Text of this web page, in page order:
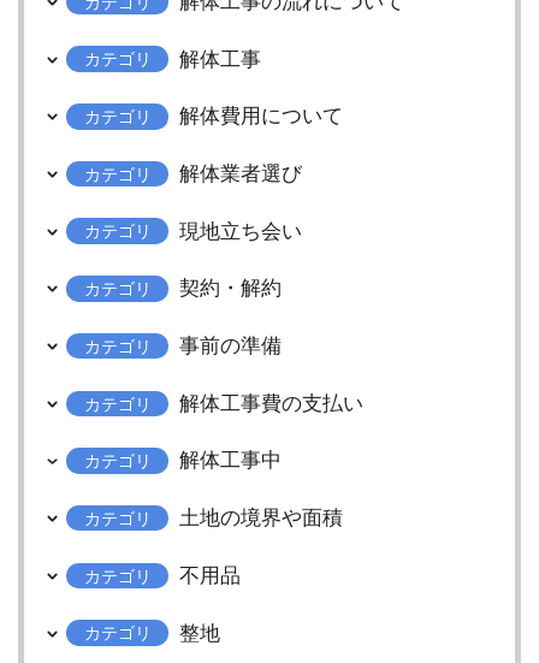
カテゴリ 解体工事
カテゴリ 解体費用について
カテゴリ 解体業者選び
カテゴリ 現地立ち会い
カテゴリ 契約・解約
カテゴリ 事前の準備
カテゴリ 解体工事費の支払い
カテゴリ 解体工事中
カテゴリ 土地の境界や面積
カテゴリ 不用品
カテゴリ 整地